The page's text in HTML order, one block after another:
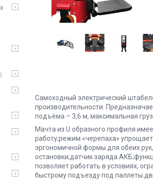
Самоходный электрический
производительности.
подъёма – 3,6 м, максимальная
Мачта из U образного профиля
работу;режим «черепаха»
эргономичной формы для обеих
остановки;датчик заряда
позволяет работать в условиях,
быстрому подъезду под